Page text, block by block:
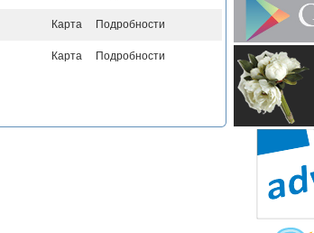
Карта Подробности
Карта Подробности